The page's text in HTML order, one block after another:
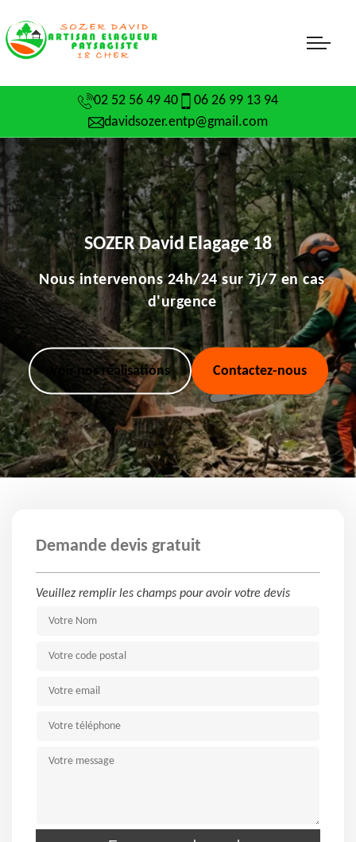
02 52 56 49 40
06 26 99 13 94
davidsozer.entp@gmail.com
SOZER David Elagage 18
Nous intervenons 24h/24 sur 7j/7 en cas
d'urgence
Voir nos réalisations Contactez-nous
Demande devis gratuit
Veuillez remplir les champs pour avoir votre devis